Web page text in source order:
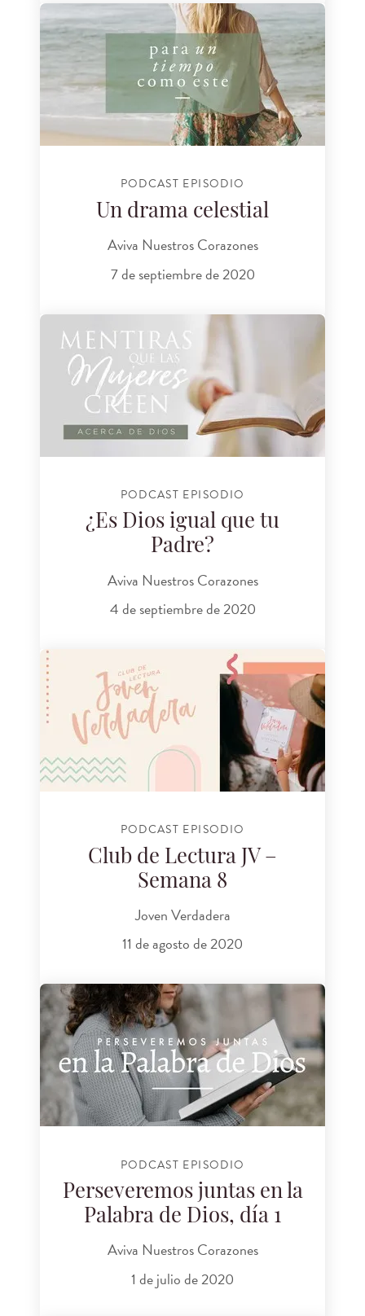
PODCAST EPISODIO
Un drama celestial
Aviva Nuestros Corazones
7 de septiembre de 2020
PODCAST EPISODIO
¿Es Dios igual que tu
Padre?
Aviva Nuestros Corazones
4 de septiembre de 2020
PODCAST EPISODIO
Club de Lectura JV –
Semana 8
Joven Verdadera
11 de agosto de 2020
PODCAST EPISODIO
Perseveremos juntas en la
Palabra de Dios, día 1
Aviva Nuestros Corazones
1 de julio de 2020